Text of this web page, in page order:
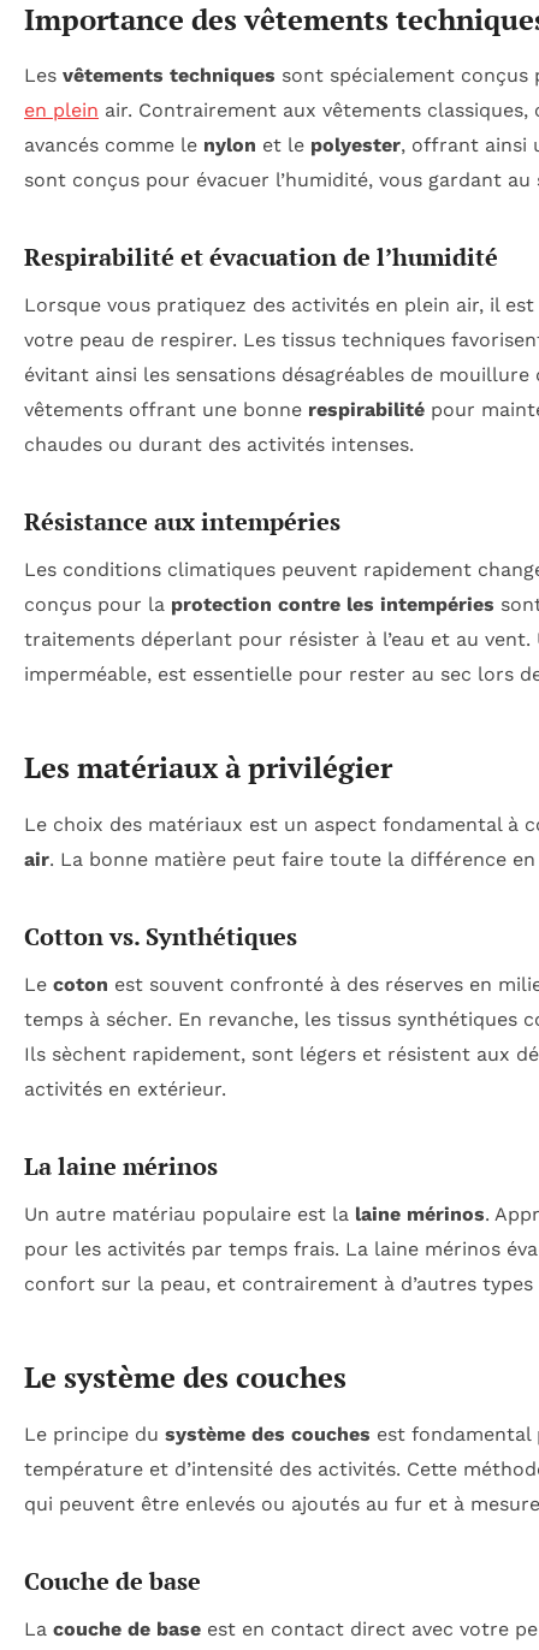
Importance des vêtements
Les vêtements techniques sont spécialement conçus
en plein air. Contrairement aux vêtements
avancés comme le nylon et le polyester, offrant ainsi
sont conçus pour évacuer l’humidité, vous gardant
Respirabilité et évacuation de l’humidité
Lorsque vous pratiquez des activités en plein air, il
votre peau de respirer. Les tissus techniques
évitant ainsi les sensations désagréables de
vêtements offrant une bonne respirabilité pour
chaudes ou durant des activités intenses.
Résistance aux intempéries
Les conditions climatiques peuvent rapidement
conçus pour la protection contre les intempéries
traitements déperlant pour résister à l’eau et au
imperméable, est essentielle pour rester au sec lors
Les matériaux à privilégier
Le choix des matériaux est un aspect fondamental à
air. La bonne matière peut faire toute la différence
Cotton vs. Synthétiques
Le coton est souvent confronté à des réserves en
temps à sécher. En revanche, les tissus synthétiques
Ils sèchent rapidement, sont légers et résistent aux
activités en extérieur.
La laine mérinos
Un autre matériau populaire est la laine mérinos.
pour les activités par temps frais. La laine mérinos
confort sur la peau, et contrairement à d’autres
Le système des couches
Le principe du système des couches est fondamental
température et d’intensité des activités. Cette
qui peuvent être enlevés ou ajoutés au fur et à
Couche de base
La couche de base est en contact direct avec votre